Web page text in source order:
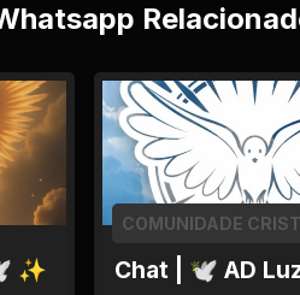
✨ Chat | 🕊 AD
COMUNIDADE